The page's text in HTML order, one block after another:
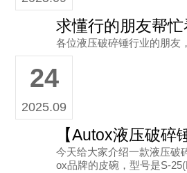
各位液压破碎锤行业的朋友
24
2025.09
今天给大家介绍一款液压
ox品牌的皮碗，型号是S-